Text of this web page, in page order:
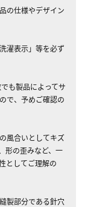
の仕様やデザイン
濯表示」等を必ず
も製品によってサ
で、予めご確認の
風合いとしてキズ
形の歪みなど、一
としてご理解の
製部分である針穴